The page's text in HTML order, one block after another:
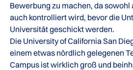
Bewerbung zu machen, da
auch kontrolliert wird, bevor die
Universität geschickt werden.
Die University of California San
einem etwas nördlich gelegenen
Campus ist wirklich groß und